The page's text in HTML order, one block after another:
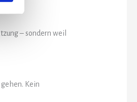
– sondern weil
Kein